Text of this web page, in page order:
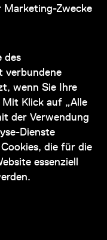
Marketing-Zwecke
des
verbundene
wenn Sie Ihre
Klick auf „Alle
der Verwendung
Dienste
die für die
essenziell